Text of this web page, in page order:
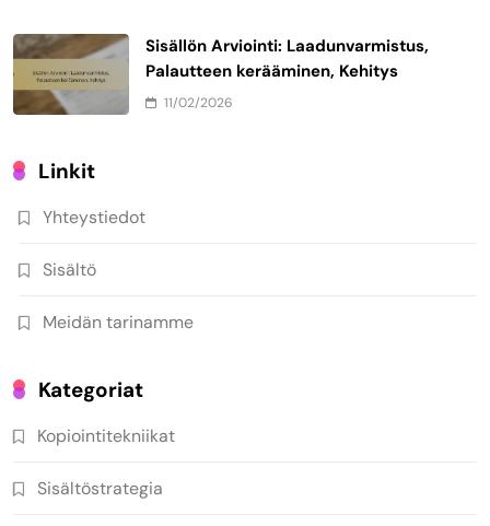
Sisällön Arviointi: Laadunvarmistus,
Palautteen kerääminen, Kehitys
11/02/2026
Linkit
Yhteystiedot
Sisältö
Meidän tarinamme
Kategoriat
Kopiointitekniikat
Sisältöstrategia